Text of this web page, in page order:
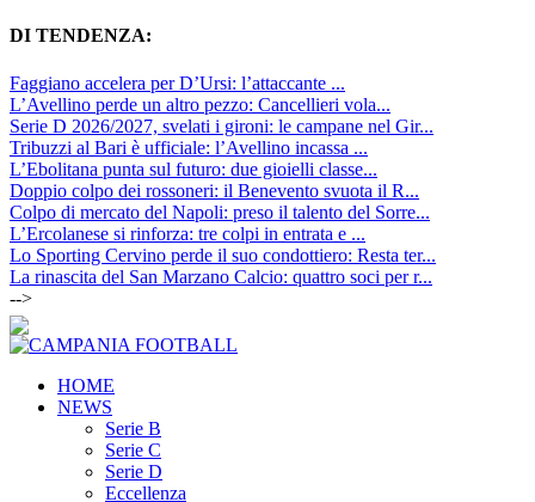
DI TENDENZA:
Faggiano accelera per D’Ursi: l’attaccante ...
L’Avellino perde un altro pezzo: Cancellieri vola...
Serie D 2026/2027, svelati i gironi: le campane nel Gir...
Tribuzzi al Bari è ufficiale: l’Avellino incassa ...
L’Ebolitana punta sul futuro: due gioielli classe...
Doppio colpo dei rossoneri: il Benevento svuota il R...
Colpo di mercato del Napoli: preso il talento del Sorre...
L’Ercolanese si rinforza: tre colpi in entrata e ...
Lo Sporting Cervino perde il suo condottiero: Resta ter...
La rinascita del San Marzano Calcio: quattro soci per r...
-->
HOME
NEWS
Serie B
Serie C
Serie D
Eccellenza